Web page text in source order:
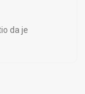
da je